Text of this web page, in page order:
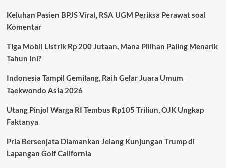
Keluarga
Tahun
Keluhan Pasien BPJS Viral, RSA UGM Periksa Perawat soal
Komentar
Tiga Mobil Listrik Rp 200 Jutaan, Mana Pilihan Paling Menarik
Tahun Ini?
Indonesia Tampil Gemilang, Raih Gelar Juara Umum
Taekwondo Asia 2026
Utang Pinjol Warga RI Tembus Rp105 Triliun, OJK Ungkap
Faktanya
Pria Bersenjata Diamankan Jelang Kunjungan Trump di
Lapangan Golf California